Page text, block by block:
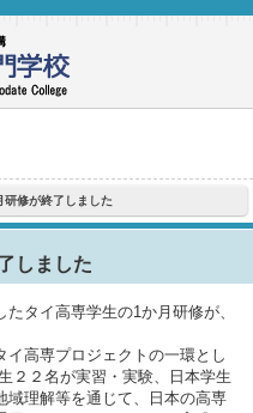
研修が終了しました
しました
タイ高専学生の1か月研修が、
高専プロジェクトの一環とし
２２名が実習・実験、日本学生
域理解等を通じて、日本の高専